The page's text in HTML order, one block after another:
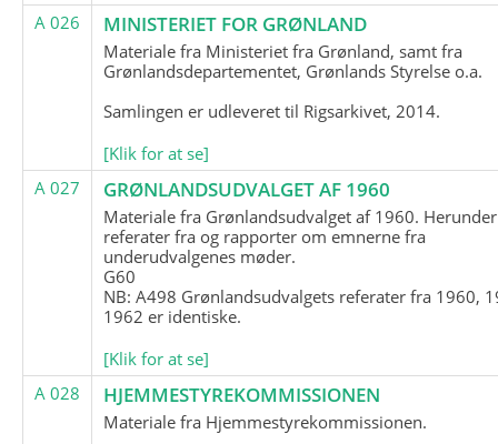
A 026
MINISTERIET FOR GRØNLAND
Materiale fra Ministeriet fra Grønland, samt fra
Grønlandsdepartementet, Grønlands Styrelse o.a.
Samlingen er udleveret til Rigsarkivet, 2014.
[Klik for at se]
A 027
GRØNLANDSUDVALGET AF 1960
Materiale fra Grønlandsudvalget af 1960. Herunder
referater fra og rapporter om emnerne fra
underudvalgenes møder.
G60
NB: A498 Grønlandsudvalgets referater fra 1960,
1962 er identiske.
[Klik for at se]
A 028
HJEMMESTYREKOMMISSIONEN
Materiale fra Hjemmestyrekommissionen.